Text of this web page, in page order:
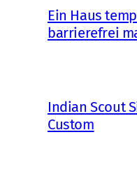
Ein Haus
barrierefrei
Indian Scout
Custom